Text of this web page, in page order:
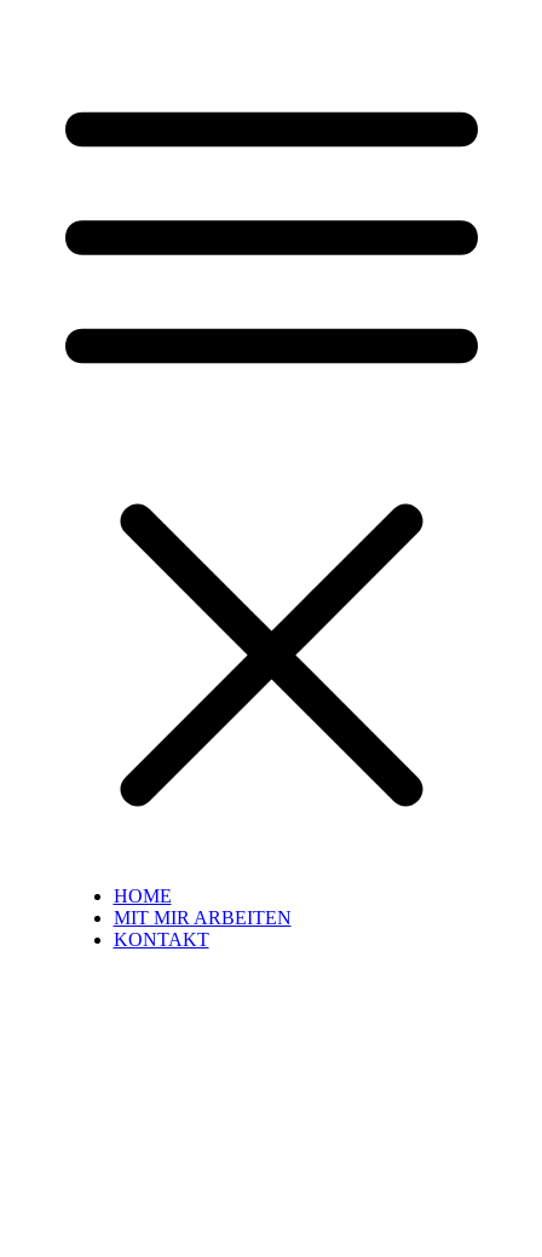
HOME
MIT MIR ARBEITEN
KONTAKT